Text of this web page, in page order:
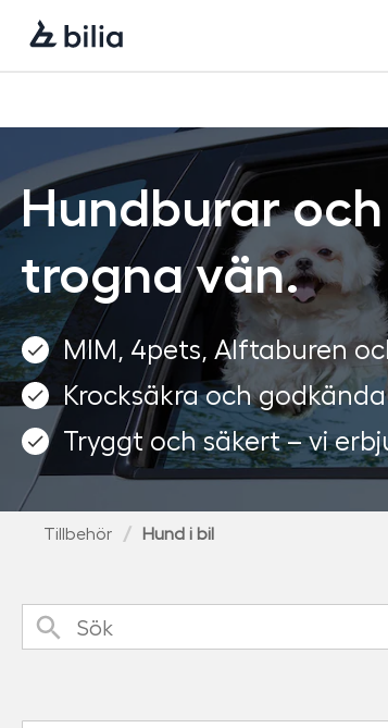
Navigering
Hoppa
Hoppa
Hoppa
Hundburar
trogna vän.
MIM, 4pets, Alftaburen
Krocksäkra och
Tryggt och säkert – vi
Tillbehör Hund i bil
Sök